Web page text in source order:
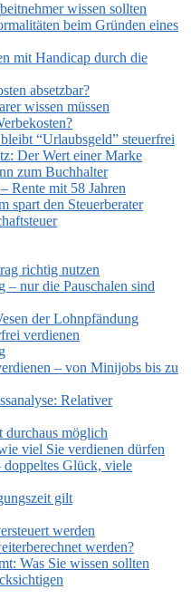
wissen sollten
beim Gründen eines
mit Handicap durch die
absetzbar?
wissen müssen
“Urlaubsgeld” steuerfrei
Der Wert einer Marke
zum Buchhalter
Rente mit 58 Jahren
spart den Steuerberater
richtig nutzen
– nur die Pauschalen sind
der Lohnpfändung
verdienen
– von Minijobs bis zu
Relativer
durchaus möglich
viel Sie verdienen dürfen
Glück, viele
gilt
werden
werden?
Was Sie wissen sollten